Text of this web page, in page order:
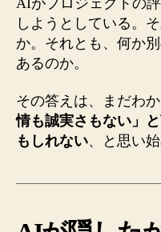
しようとしている。
か。それとも、何か
あるのか。
その答えは、まだわか
情も誠実さもない」
もしれない、と思い